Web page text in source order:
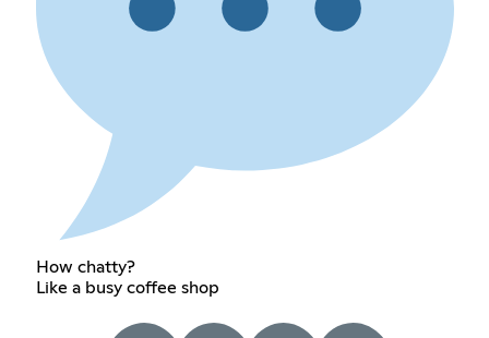
How chatty?
Like a busy coffee shop